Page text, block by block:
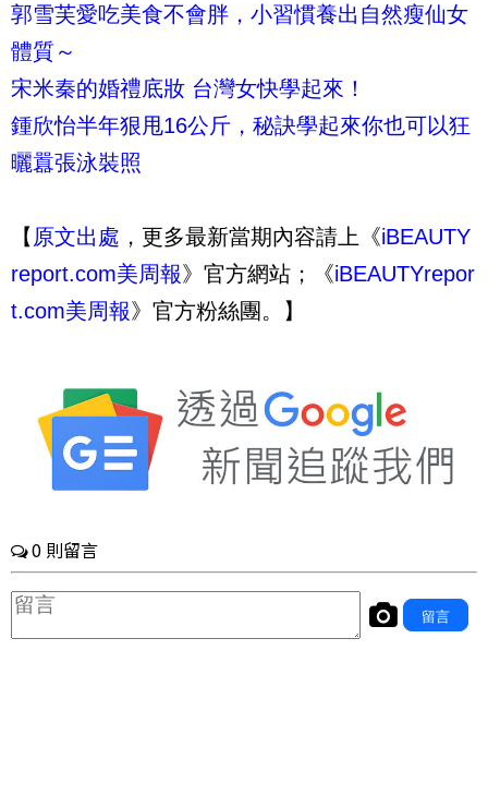
郭雪芙愛吃美食不會胖，小習慣養出自然瘦仙女
體質～
宋米秦的婚禮底妝 台灣女快學起來！
鍾欣怡半年狠甩16公斤，秘訣學起來你也可以狂
曬囂張泳裝照
【 原文出處 ，更多最新當期內容請上《iBEAUTY
report.com美周報》官方網站；《iBEAUTYrepor
t.com美周報》官方粉絲團。】